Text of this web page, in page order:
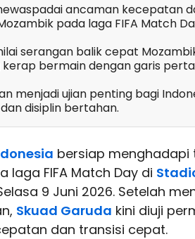
ancaman kecepatan
pada laga FIFA Match
serangan balik cepat
kerap bermain dengan garis
menjadi ujian penting bagi
disiplin bertahan.
bersiap
laga FIFA Match Day di
9 Juni 2026. Setelah
Skuad Garuda kini diuji
dan transisi cepat.